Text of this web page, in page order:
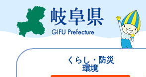
ジ
ュ
くらし・防災
環境